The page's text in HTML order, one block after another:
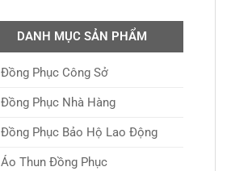
DANH MỤC SẢN PHẨM
Đồng Phục Công Sở
Đồng Phục Nhà Hàng
Đồng Phục Bảo Hộ Lao Động
Áo Thun Đồng Phục